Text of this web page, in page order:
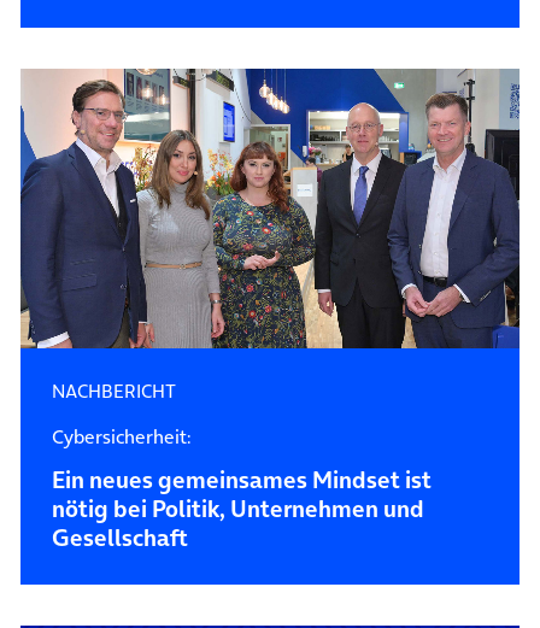
NACHBERICHT
Cybersicherheit:
Ein neues gemeinsames Mindset ist
nötig bei Politik, Unternehmen und
Gesellschaft